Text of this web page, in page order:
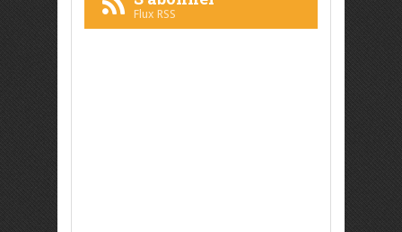
Flux RSS